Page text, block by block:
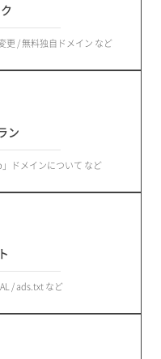
更 / 無料独自ドメイン など
ン
ドメインについて など
/ ads.txt など